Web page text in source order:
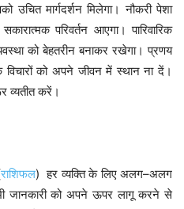
मार्गदर्शन मिलेगा। नौकरी पेशा
परिवर्तन आएगा। पारिवारिक
को बेहतरीन बनाकर रखेगा। प्रणय
विचारों को अपने जीवन में स्थान ना दें।
व्यतीत करें।
राशिफल)हर व्यक्ति के लिए अलग–अलग
जानकारी को अपने ऊपर लागू करने से